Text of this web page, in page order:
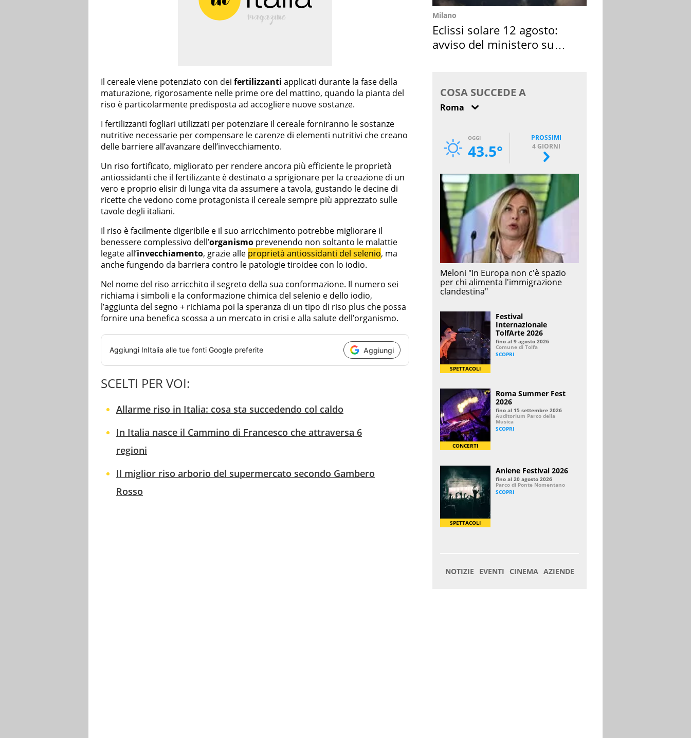
Il cereale viene potenziato con dei fertilizzanti applicati durante la fase della
maturazione, rigorosamente nelle prime ore del mattino, quando la pianta del
riso è particolarmente predisposta ad accogliere nuove sostanze.
I fertilizzanti fogliari utilizzati per potenziare il cereale forniranno le sostanze
nutritive necessarie per compensare le carenze di elementi nutritivi che creano
delle barriere all’avanzare dell’invecchiamento.
Un riso fortificato, migliorato per rendere ancora più efficiente le proprietà
antiossidanti che il fertilizzante è destinato a sprigionare per la creazione di un
vero e proprio elisir di lunga vita da assumere a tavola, gustando le decine di
ricette che vedono come protagonista il cereale sempre più apprezzato sulle
tavole degli italiani.
Il riso è facilmente digeribile e il suo arricchimento potrebbe migliorare il
benessere complessivo dell’organismo prevenendo non soltanto le malattie
legate all’invecchiamento, grazie alle proprietà antiossidanti del selenio, ma
anche fungendo da barriera contro le patologie tiroidee con lo iodio.
Nel nome del riso arricchito il segreto della sua conformazione. Il numero sei
richiama i simboli e la conformazione chimica del selenio e dello iodio,
l’aggiunta del segno + richiama poi la speranza di un tipo di riso plus che possa
fornire una benefica scossa a un mercato in crisi e alla salute dell’organismo.
Aggiungi InItalia alle tue fonti Google preferite Aggiungi
SCELTI PER VOI:
Allarme riso in Italia: cosa sta succedendo col caldo
In Italia nasce il Cammino di Francesco che attraversa 6
regioni
Il miglior riso arborio del supermercato secondo Gambero
Rosso
Milano
Eclissi solare 12 agosto:
avviso del ministero su